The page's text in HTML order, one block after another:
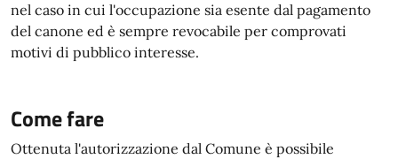
nel caso in cui l'occupazione sia esente dal pagamento
del canone ed è sempre revocabile per comprovati
motivi di pubblico interesse.
Come fare
Ottenuta l'autorizzazione dal Comune è possibile